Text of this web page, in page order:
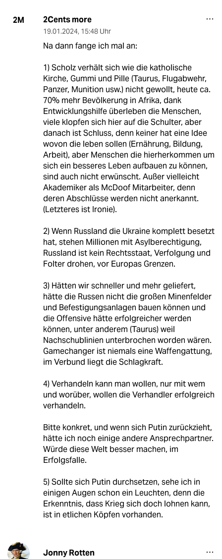
2M 2Cents more
19.01.2024, 15:48 Uhr
Na dann fange ich mal an:
1) Scholz verhält sich wie die katholische
Kirche, Gummi und Pille (Taurus, Flugabwehr,
Panzer, Munition usw.) nicht gewollt, heute ca.
70% mehr Bevölkerung in Afrika, dank
Entwicklungshilfe überleben die Menschen,
viele klopfen sich hier auf die Schulter, aber
danach ist Schluss, denn keiner hat eine Idee
wovon die leben sollen (Ernährung, Bildung,
Arbeit), aber Menschen die hierherkommen um
sich ein besseres Leben aufbauen zu können,
sind auch nicht erwünscht. Außer vielleicht
Akademiker als McDoof Mitarbeiter, denn
deren Abschlüsse werden nicht anerkannt.
(Letzteres ist Ironie).
2) Wenn Russland die Ukraine komplett besetzt
hat, stehen Millionen mit Asylberechtigung,
Russland ist kein Rechtsstaat, Verfolgung und
Folter drohen, vor Europas Grenzen.
3) Hätten wir schneller und mehr geliefert,
hätte die Russen nicht die großen Minenfelder
und Befestigungsanlagen bauen können und
die Offensive hätte erfolgreicher werden
können, unter anderem (Taurus) weil
Nachschublinien unterbrochen worden wären.
Gamechanger ist niemals eine Waffengattung,
im Verbund liegt die Schlagkraft.
4) Verhandeln kann man wollen, nur mit wem
und worüber, wollen die Verhandler erfolgreich
verhandeln.
Bitte konkret, und wenn sich Putin zurückzieht,
hätte ich noch einige andere Ansprechpartner.
Würde diese Welt besser machen, im
Erfolgsfalle.
5) Sollte sich Putin durchsetzen, sehe ich in
einigen Augen schon ein Leuchten, denn die
Erkenntnis, dass Krieg sich doch lohnen kann,
ist in etlichen Köpfen vorhanden.
Jonny Rotten